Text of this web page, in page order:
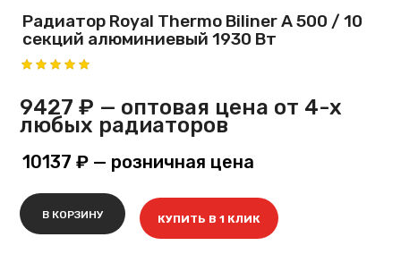
Радиатор Royal Thermo Biliner A 500 / 10
секций алюминиевый 1930 Вт
9427 ₽ — оптовая цена от 4-х
любых радиаторов
10137 ₽ — розничная цена
В КОРЗИНУ КУПИТЬ В 1 КЛИК